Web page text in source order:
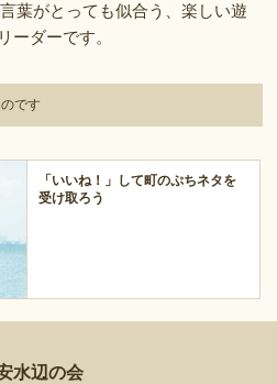
葉がとっても似合う、楽しい遊
ーダーです。
です
「いいね！」して町のぷちネタを
受け取ろう
水辺の会